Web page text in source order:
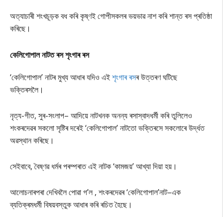
অত্যাচাৰী শংখচূড়ক বধ কৰি কৃষ্ণই গোপীসকলৰ ভয়ভাৱ নাশ কৰি শান্ত ৰস প্ৰতিষ্ঠা
কৰিছে।
কেলিগোপাল নাটত ৰসশৃংগাৰ ৰস
‘কেলিগোপাল’ নাটৰ মুখ্য আধাৰ যদিও এইশৃংগাৰ ৰসৰ উত্তৰণ ঘটিছে
ভক্তিৰসলৈ।
নৃত্য-গীত, সুৰ-সংলাপ– আদিয়ে নাটখনক অনন্য ৰসাস্বাদধৰ্মী কৰি তুলিলেও
শংকৰদেৱৰ সকলো সৃষ্টিৰ দৰেই ‘কেলিগোপাল’ নাটতো ভক্তিৰসে সকলোৰে উৰ্দ্ধত
অৱস্থান কৰিছে।
সেইবাবে, বৈষ্ণৱ ধৰ্মৰ পৰম্পৰাত এই নাটক ‘কামজয়’ আখ্যা দিয়া হয়।
আলোচনাৰপৰা দেখিবলৈ পোৱা গ’ল , শংকৰদেৱৰ ‘কেলিগোপাল’নাট–এক
ব্যতিক্ৰমধৰ্মী বিষয়বস্তুক আধাৰ কৰি ৰচিত হৈছে।